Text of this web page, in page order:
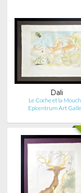
Dali
Le Coche et la
Epicentrum Art